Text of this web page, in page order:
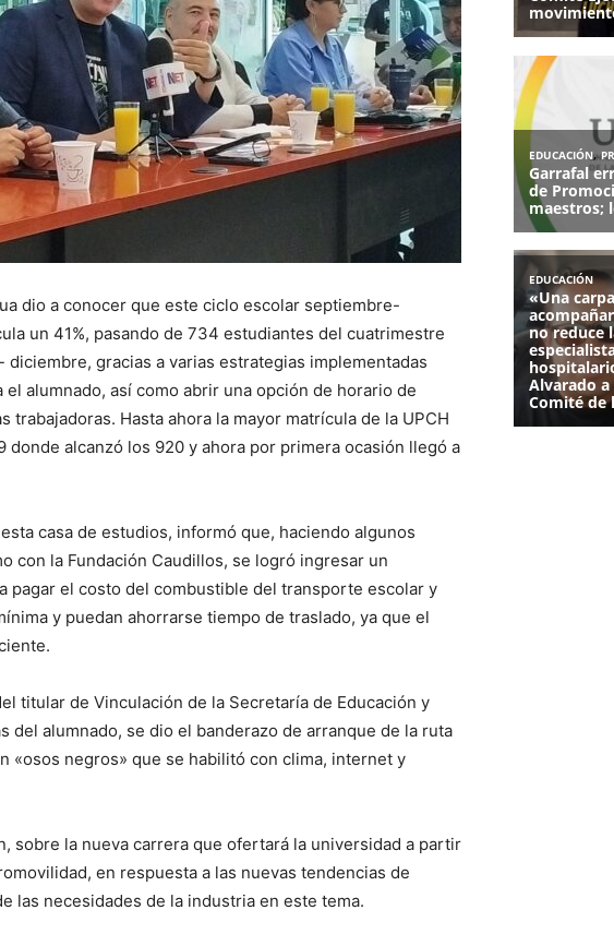
dio a conocer que este ciclo escolar septiembre-
un 41%, pasando de 734 estudiantes del cuatrimestre
gracias a varias estrategias implementadas
alumnado, así como abrir una opción de horario de
Hasta ahora la mayor matrícula de la UPCH
donde alcanzó los 920 y ahora por primera ocasión llegó a
casa de estudios, informó que, haciendo algunos
con la Fundación Caudillos, se logró ingresar un
pagar el costo del combustible del transporte escolar y
y puedan ahorrarse tiempo de traslado, ya que el
titular de Vinculación de la Secretaría de Educación y
del alumnado, se dio el banderazo de arranque de la ruta
«osos negros» que se habilitó con clima, internet y
sobre la nueva carrera que ofertará la universidad a partir
en respuesta a las nuevas tendencias de
las necesidades de la industria en este tema.